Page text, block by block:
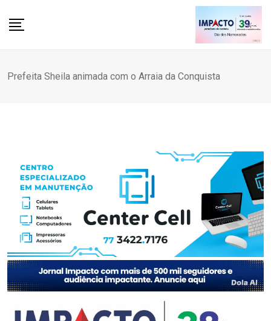
Prefeita Sheila animada com o Arraia da Conquista